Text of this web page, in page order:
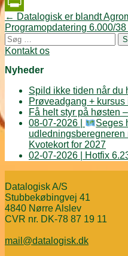
PrintFriendly
Post
navigation
← Datalogisk er blandt
Programopdatering 6.000/38
Søg
efter:
Kontakt os
Nyheder
Spild ikke tiden når du
Prøveadgang +
Få helt styr på høsten
08-07-2026 |
Seges
udledningsberegneren
Kvotekort for 2027
02-07-2026 | Hotfix
Datalogisk A/S
Stubbekøbingvej 41
4840 Nørre Alslev
CVR nr. DK-78 87 19 11
mail@datalogisk.dk